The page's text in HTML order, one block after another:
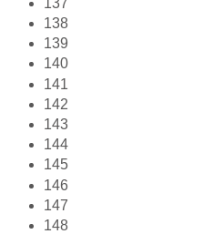
137
138
139
140
141
142
143
144
145
146
147
148